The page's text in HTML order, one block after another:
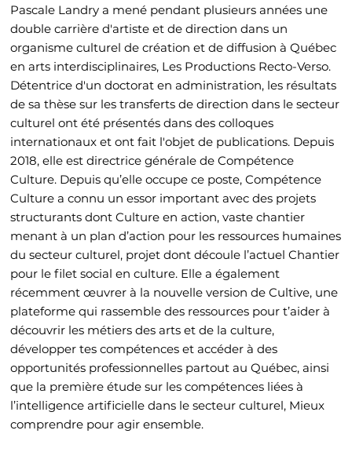
Pascale Landry a mené pendant plusieurs années une
double carrière d'artiste et de direction dans un
organisme culturel de création et de diffusion à Québec
en arts interdisciplinaires, Les Productions Recto-Verso.
Détentrice d'un doctorat en administration, les résultats
de sa thèse sur les transferts de direction dans le secteur
culturel ont été présentés dans des colloques
internationaux et ont fait l'objet de publications. Depuis
2018, elle est directrice générale de Compétence
Culture. Depuis qu’elle occupe ce poste, Compétence
Culture a connu un essor important avec des projets
structurants dont Culture en action, vaste chantier
menant à un plan d’action pour les ressources humaines
du secteur culturel, projet dont découle l’actuel Chantier
pour le filet social en culture. Elle a également
récemment œuvrer à la nouvelle version de Cultive, une
plateforme qui rassemble des ressources pour t’aider à
découvrir les métiers des arts et de la culture,
développer tes compétences et accéder à des
opportunités professionnelles partout au Québec, ainsi
que la première étude sur les compétences liées à
l’intelligence artificielle dans le secteur culturel, Mieux
comprendre pour agir ensemble.